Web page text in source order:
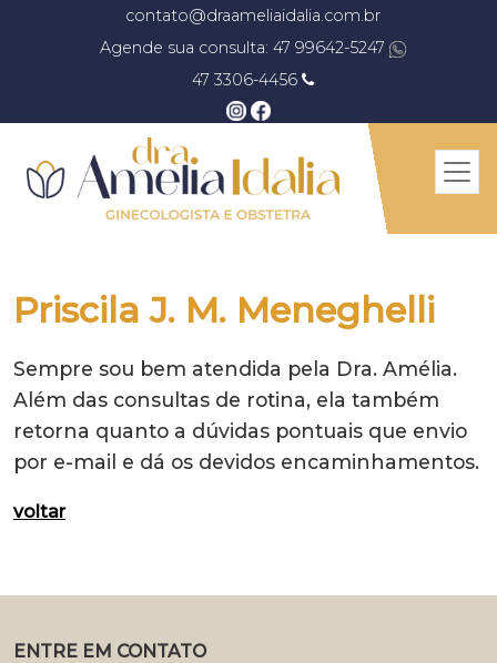
contato@draameliaidalia.com.br
Agende sua consulta: 47 99642-5247
47 3306-4456
Priscila J. M. Meneghelli
Sempre sou bem atendida pela Dra. Amélia.
Além das consultas de rotina, ela também
retorna quanto a dúvidas pontuais que envio
por e-mail e dá os devidos encaminhamentos.
voltar
ENTRE EM CONTATO